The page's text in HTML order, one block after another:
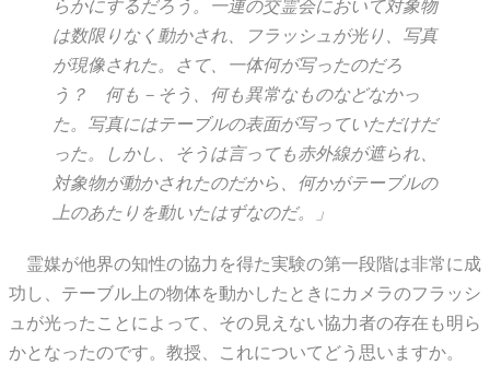
らかにするだろう。一連の交霊会において対象物
は数限りなく動かされ、フラッシュが光り、写真
が現像された。さて、一体何が写ったのだろ
う？ 何も－そう、何も異常なものなどなかっ
た。写真にはテーブルの表面が写っていただけだ
った。しかし、そうは言っても赤外線が遮られ、
対象物が動かされたのだから、何かがテーブルの
上のあたりを動いたはずなのだ。」
霊媒が他界の知性の協力を得た実験の第一段階は非常に成
功し、テーブル上の物体を動かしたときにカメラのフラッシ
ュが光ったことによって、その見えない協力者の存在も明ら
かとなったのです。教授、これについてどう思いますか。